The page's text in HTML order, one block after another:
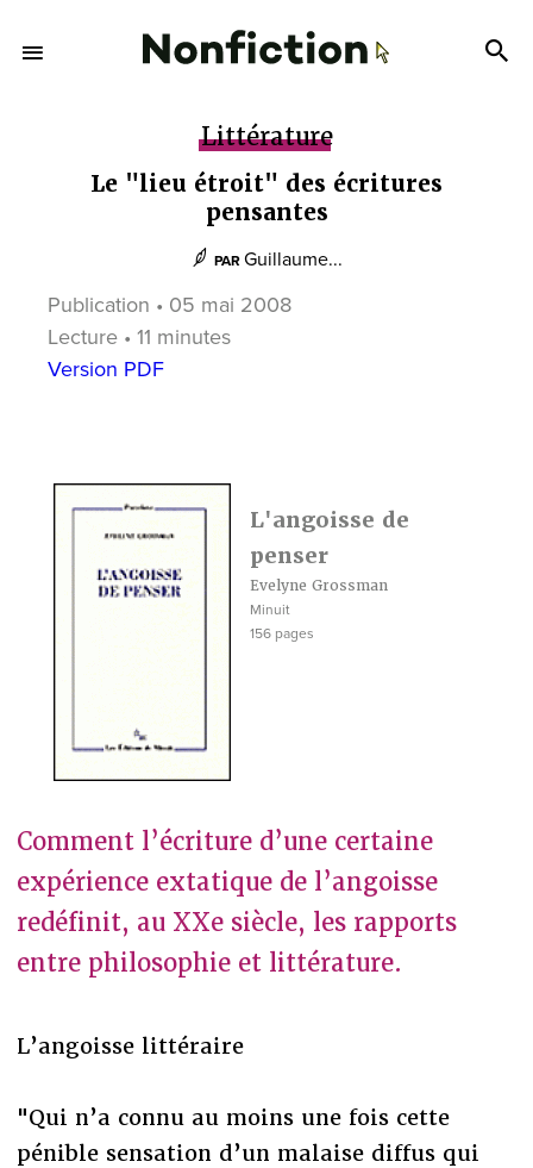
Littérature
Le "lieu étroit" des écritures
pensantes
PAR Guillaume...
Publication • 05 mai 2008
Lecture • 11 minutes
Version PDF
L'angoisse de
penser
Evelyne Grossman
Minuit
156 pages
Comment l’écriture d’une certaine
expérience extatique de l’angoisse
redéfinit, au XXe siècle, les rapports
entre philosophie et littérature.
L’angoisse littéraire
"Qui n’a connu au moins une fois cette
pénible sensation d’un malaise diffus qui